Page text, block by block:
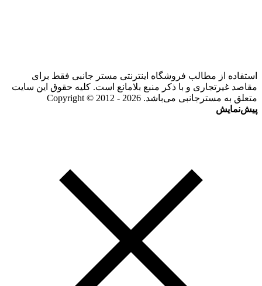
استفاده از مطالب فروشگاه اینترنتی مستر جانبی فقط برای
مقاصد غیرتجاری و با ذکر منبع بلامانع است. کلیه حقوق این سایت
متعلق به مسترجانبی می‌باشد. Copyright © 2012 - 2026
پیش‌نمایش